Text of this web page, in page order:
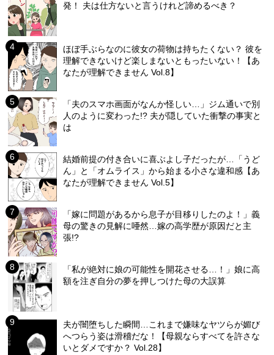
発！ 夫は仕方ないと言うけれど諦めるべき？
ほぼ手ぶらなのに彼女の荷物は持ちたくない？ 彼を
理解できないけど楽しまないともったいない！【あ
なたが理解できません Vol.8】
「夫のスマホ画面がなんか怪しい…」ジム通いで別
人のように変わった!? 夫が隠していた衝撃の事実と
は
結婚前提の付き合いに喜ぶよし子だったが…「うど
ん」と「オムライス」から始まる小さな違和感【あ
なたが理解できません Vol.5】
「嫁に問題があるから息子が目移りしたのよ！」義
母の驚きの見解に唖然…嫁の高学歴が原因だと主
張!?
「私が絶対に娘の可能性を開花させる…！」娘に高
額を注ぎ自分の夢を押しつけた母の大誤算
夫が闇堕ちした瞬間…これまで嫌味なヤツらが媚び
へつらう姿は滑稽だな！【母親ならすべてを許さな
いとダメですか？ Vol.28】